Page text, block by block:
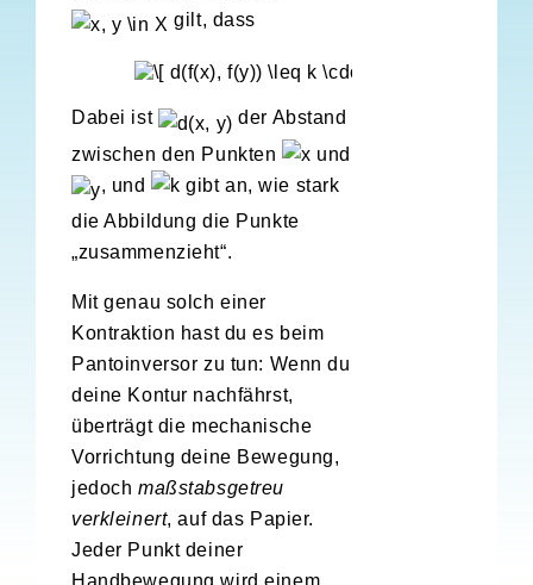
gilt, dass
Dabei ist
der Abstand
zwischen den Punkten
und
, und
gibt an, wie stark
die Abbildung die Punkte
„zusammenzieht“.
Mit genau solch einer
Kontraktion hast du es beim
Pantoinversor zu tun: Wenn du
deine Kontur nachfährst,
überträgt die mechanische
Vorrichtung deine Bewegung,
jedoch maßstabsgetreu
verkleinert, auf das Papier.
Jeder Punkt deiner